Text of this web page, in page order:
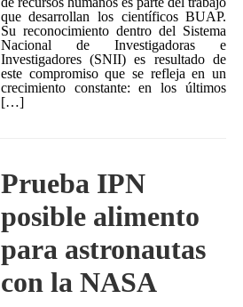
que desarrollan los científicos BUAP.
Su reconocimiento dentro del Sistema
Nacional de Investigadoras e
Investigadores (SNII) es resultado de
este compromiso que se refleja en un
crecimiento constante: en los últimos
[…]
Prueba IPN
posible alimento
para astronautas
con la NASA